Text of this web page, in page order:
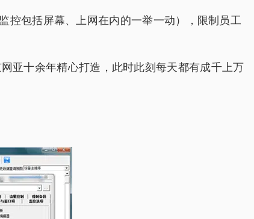
控包括屏幕、上网在内的一举一动），限制员工
亚十余年精心打造，此时此刻每天都有成千上万